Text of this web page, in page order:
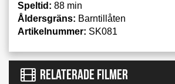
Speltid: 88 min
Åldersgräns: Barntillåten
Artikelnummer: SK081
RELATERADE FILMER